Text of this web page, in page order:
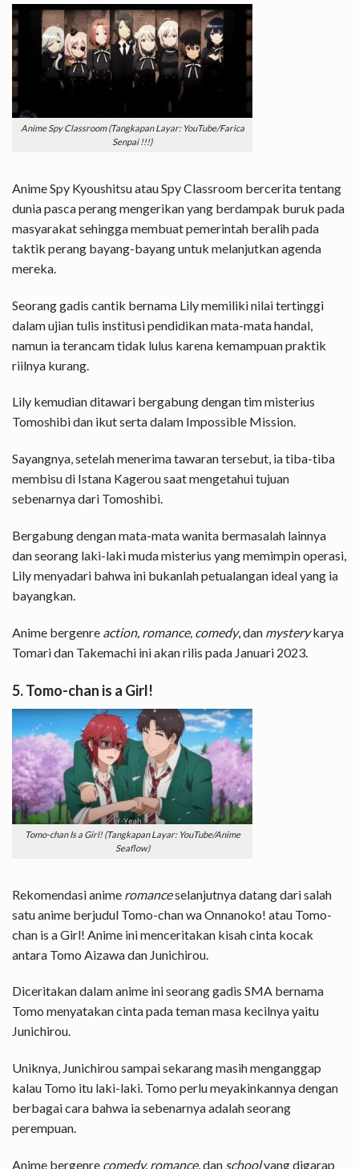
Anime Spy Classroom (Tangkapan Layar: YouTube/Farica
Senpai !!!)
Anime Spy Kyoushitsu atau Spy Classroom bercerita tentang
dunia pasca perang mengerikan yang berdampak buruk pada
masyarakat sehingga membuat pemerintah beralih pada
taktik perang bayang-bayang untuk melanjutkan agenda
mereka.
Seorang gadis cantik bernama Lily memiliki nilai tertinggi
dalam ujian tulis institusi pendidikan mata-mata handal,
namun ia terancam tidak lulus karena kemampuan praktik
riilnya kurang.
Lily kemudian ditawari bergabung dengan tim misterius
Tomoshibi dan ikut serta dalam Impossible Mission.
Sayangnya, setelah menerima tawaran tersebut, ia tiba-tiba
membisu di Istana Kagerou saat mengetahui tujuan
sebenarnya dari Tomoshibi.
Bergabung dengan mata-mata wanita bermasalah lainnya
dan seorang laki-laki muda misterius yang memimpin operasi,
Lily menyadari bahwa ini bukanlah petualangan ideal yang ia
bayangkan.
Anime bergenre action, romance, comedy, dan mysterykarya
Tomari dan Takemachi ini akan rilis pada Januari 2023.
5. Tomo-chan is a Girl!
Tomo-chan Is a Girl! (Tangkapan Layar: YouTube/Anime
Seaflow)
Rekomendasi anime romanceselanjutnya datang dari salah
satu anime berjudul Tomo-chan wa Onnanoko! atau Tomo-
chan is a Girl! Anime ini menceritakan kisah cinta kocak
antara Tomo Aizawa dan Junichirou.
Diceritakan dalam anime ini seorang gadis SMA bernama
Tomo menyatakan cinta pada teman masa kecilnya yaitu
Junichirou.
Uniknya, Junichirou sampai sekarang masih menganggap
kalau Tomo itu laki-laki. Tomo perlu meyakinkannya dengan
berbagai cara bahwa ia sebenarnya adalah seorang
perempuan.
Anime bergenre comedy, romance, dan schoolyang digarap